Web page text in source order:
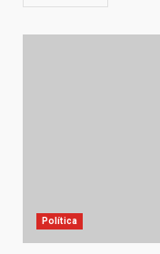
Política